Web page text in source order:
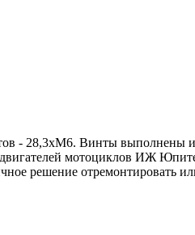
- 28,3хМ6. Винты выполнены
двигателей мотоциклов ИЖ
решение отремонтировать